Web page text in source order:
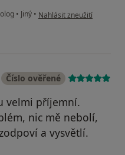
• Jiný • podle názoru uživatele V.
Nahlásit zneužití
Číslo ověřené
velmi příjemní.
nic mě nebolí,
a vysvětlí.